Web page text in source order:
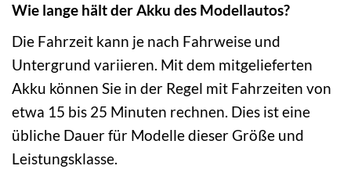
Wie lange hält der Akku des Modellautos?
Die Fahrzeit kann je nach Fahrweise und
Untergrund variieren. Mit dem mitgelieferten
Akku können Sie in der Regel mit Fahrzeiten von
etwa 15 bis 25 Minuten rechnen. Dies ist eine
übliche Dauer für Modelle dieser Größe und
Leistungsklasse.